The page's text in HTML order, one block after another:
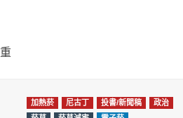
加熱菸 尼古丁 投書/新聞稿
政治